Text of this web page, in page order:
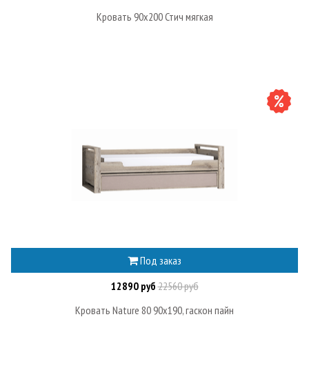
Кровать 90х200 Стич мягкая
Под заказ
12890 руб22560 руб
Кровать Nature 80 90х190, гаскон пайн